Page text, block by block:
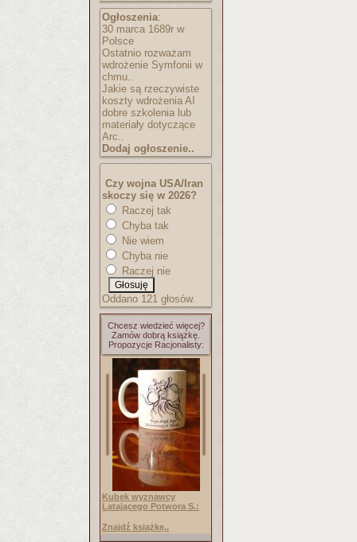
Ogłoszenia:
30 marca 1689r w
Polsce
Ostatnio rozważam
wdrożenie Symfonii w
chmu..
Jakie są rzeczywiste
koszty wdrożenia AI
dobre szkolenia lub
materiały dotyczące
Arc..
Dodaj ogłoszenie..
Czy wojna USA/Iran
skoczy się w 2026?
Raczej tak
Chyba tak
Nie wiem
Chyba nie
Raczej nie
Oddano 121 głosów.
Chcesz wiedzieć więcej?
Zamów dobrą książkę.
Propozycje Racjonalisty:
Kubek wyznawcy
Latającego Potwora S.:
Znajdź książkę..